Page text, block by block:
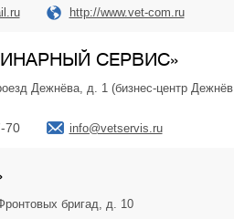
http://www.vet-com.ru
СЕРВИС»
Дежнёва, д. 1 (бизнес-центр Дежнёв
70 info@vetservis.ru
бригад, д. 10